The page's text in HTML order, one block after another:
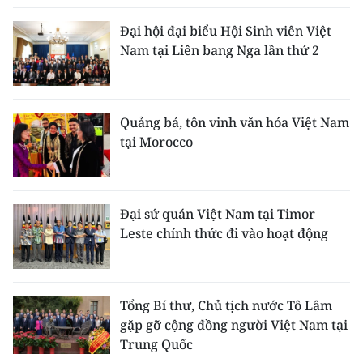
DU LỊCH
THẾ GIỚI
GIÁO DỤC
KHOA HỌC - CÔNG NGHỆ
MÔI TRƯỜNG
BẠN ĐỌC
KIỂM CHỨNG THÔNG TIN
Đại hội đại biểu Hội Sinh viên Việt
Nam tại Liên bang Nga lần thứ 2
Quảng bá, tôn vinh văn hóa Việt Nam
tại Morocco
Đại sứ quán Việt Nam tại Timor
Leste chính thức đi vào hoạt động
Tổng Bí thư, Chủ tịch nước Tô Lâm
gặp gỡ cộng đồng người Việt Nam tại
Trung Quốc